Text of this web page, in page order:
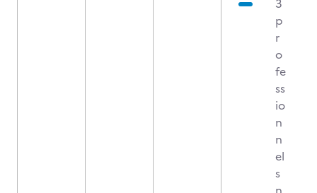
3
p
r
o
fe
ss
io
n
n
el
s